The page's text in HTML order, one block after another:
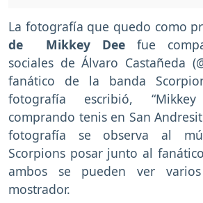
La fotografía que quedo como
de Mikkey Dee fue
sociales de Álvaro Castañeda
fanático de la banda
fotografía escribió,
comprando tenis en San
fotografía se observa al
Scorpions posar junto al
ambos se pueden ver
mostrador.